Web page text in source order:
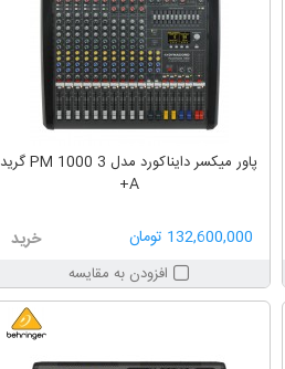
پاور میکسر دایناکورد مدل PM 1000 3 گرید
A+
132,600,000 تومان خرید
افزودن به مقایسه